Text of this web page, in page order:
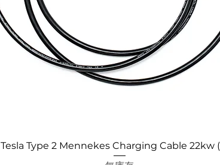
快速瀏覽
Tesla Type 2 Mennekes Charging Cable 22kw